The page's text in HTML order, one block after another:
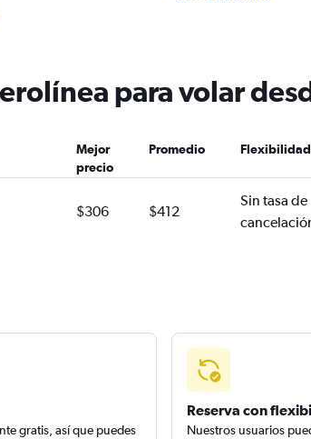
para volar
Mejor
precio
Promedio Flexibilidad
$306 $412
Sin tasa de
gratis, así que puedes
Reserva con
Nuestros usuarios